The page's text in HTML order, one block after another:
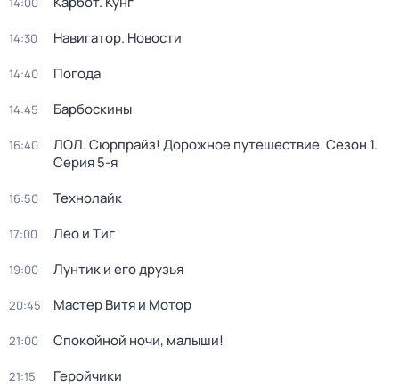
14:30 Навигатор. Новости
14:40 Погода
14:45 Барбоскины
16:40 ЛОЛ. Сюрпрайз! Дорожное путешествие. Сезон 1.
Серия 5-я
16:50 Технолайк
17:00 Лео и Тиг
19:00 Лунтик и его друзья
20:45 Мастер Витя и Мотор
21:00 Спокойной ночи, малыши!
21:15 Геройчики